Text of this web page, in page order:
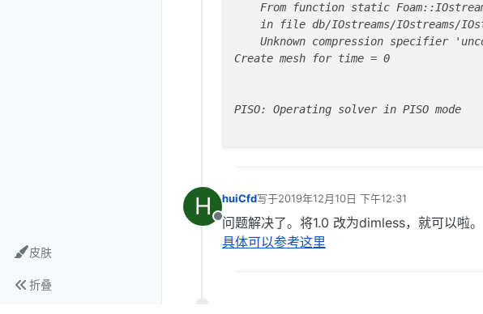
皮肤
折叠
From function static
in file db/IOstreams/IOstreams/
Unknown compression specifier
Create mesh for time = 0
PISO: Operating solver in PISO mode
H
离线
huiCfd写于2019年12月10日 下午12:31
最后由 编辑
问题解决了。将1.0 改为dimless，就可以啦。
具体可以参考这里